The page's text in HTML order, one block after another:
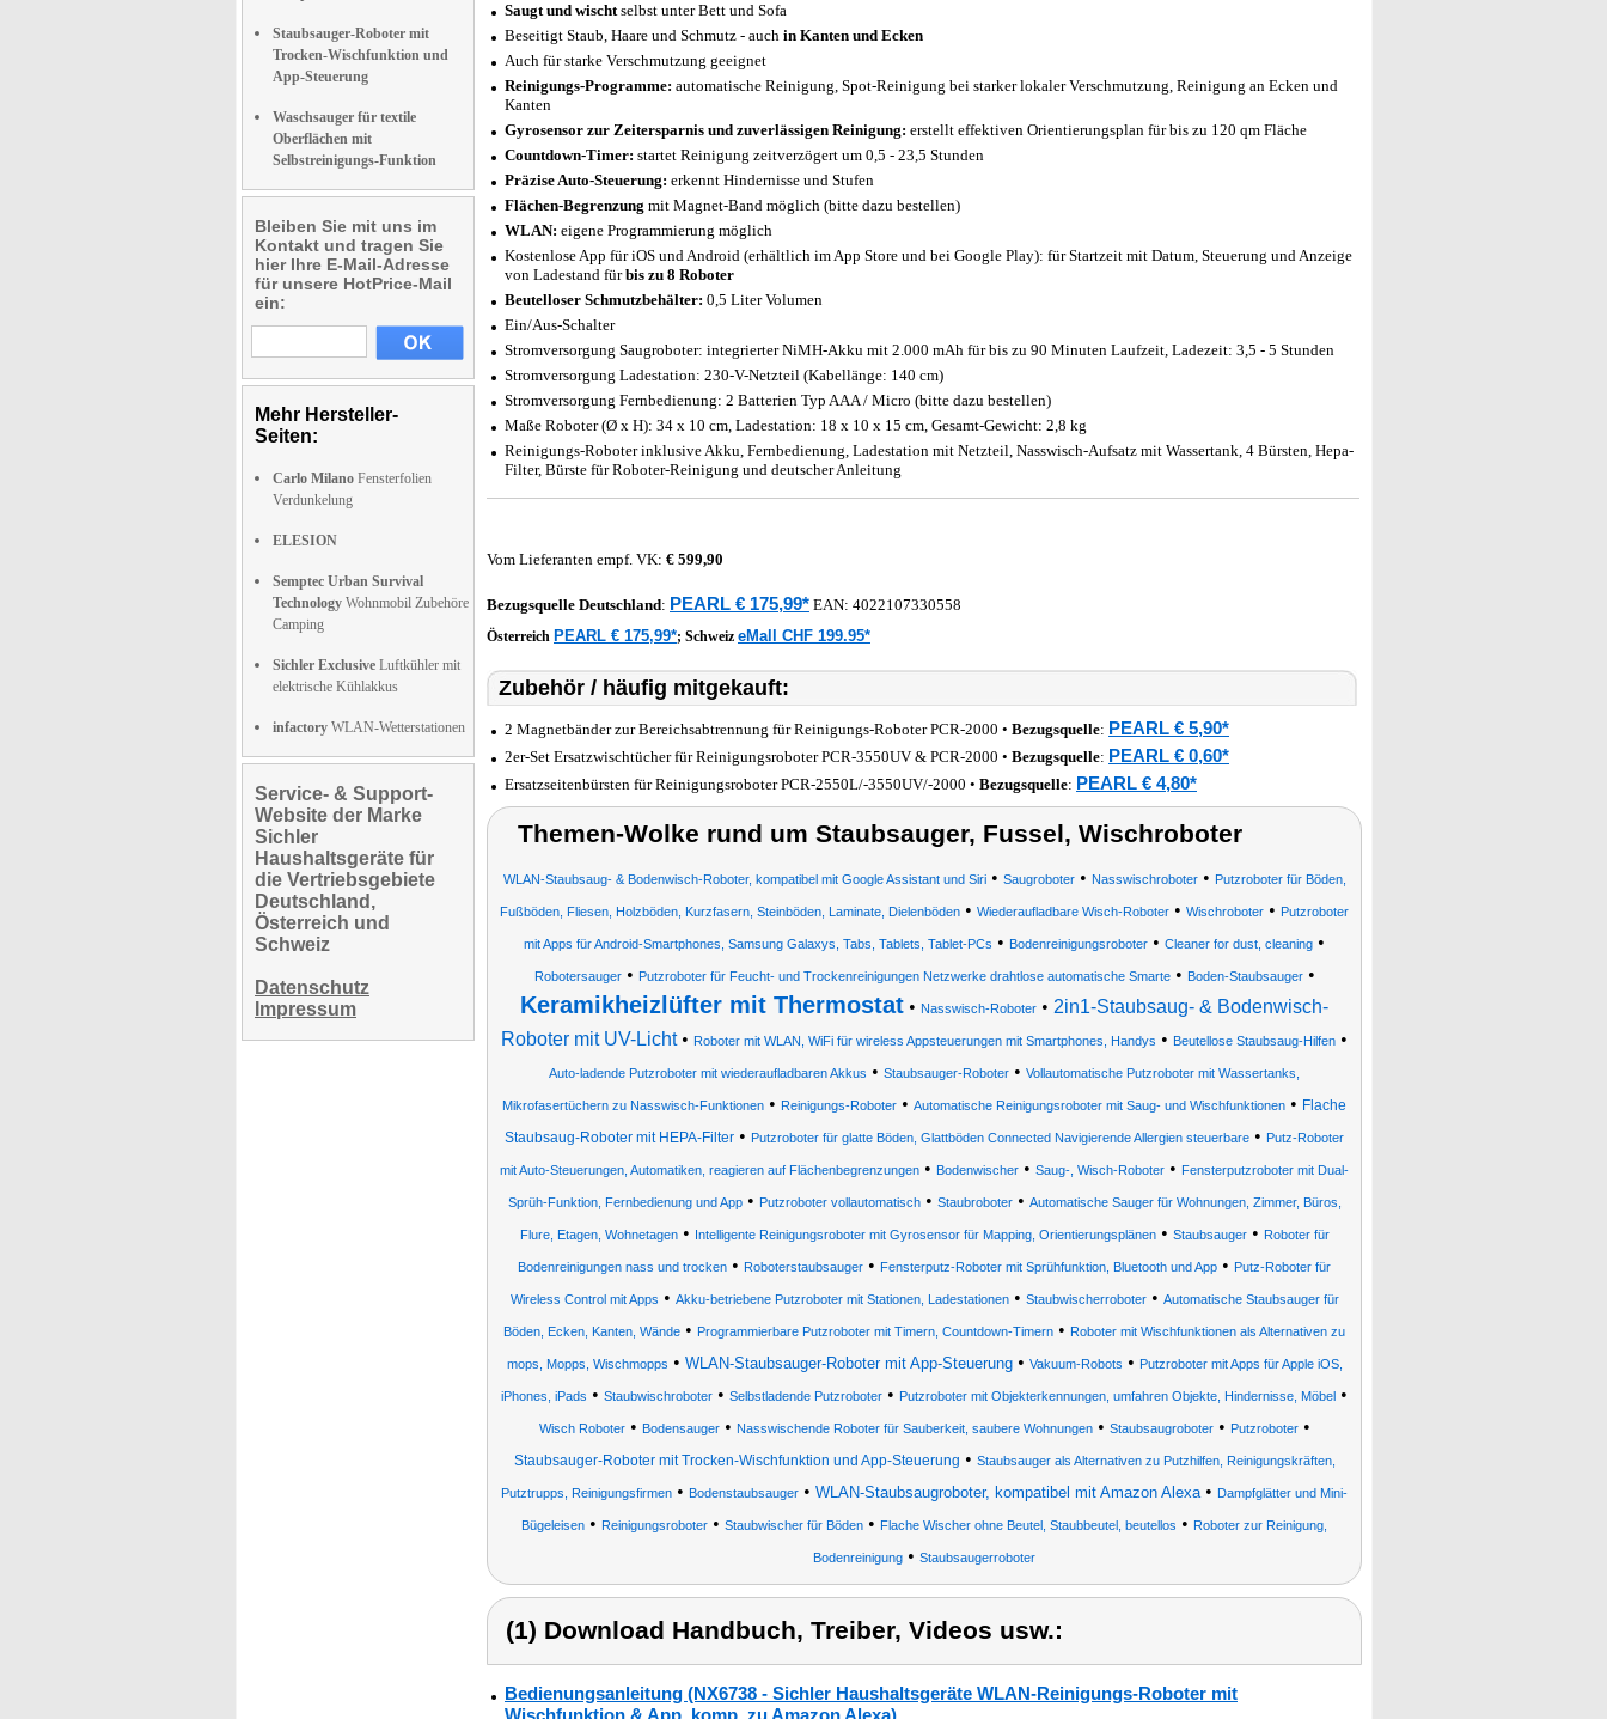
Staubsauger-Roboter mit
Trocken-Wischfunktion und
App-Steuerung
Waschsauger für textile
Oberflächen mit
Selbstreinigungs-Funktion
Bleiben Sie mit uns im
Kontakt und tragen Sie
hier Ihre E-Mail-Adresse
für unsere HotPrice-Mail
ein:
Mehr Hersteller-
Seiten:
Carlo Milano Fensterfolien
Verdunkelung
ELESION
Semptec Urban Survival
Technology Wohnmobil Zubehöre
Camping
Sichler Exclusive Luftkühler mit
elektrische Kühlakkus
infactory WLAN-Wetterstationen
Service- & Support-
Website der Marke
Sichler
Haushaltsgeräte für
die Vertriebsgebiete
Deutschland,
Österreich und
Schweiz
Datenschutz
Impressum
Saugt und wischtselbst unter Bett und Sofa
Beseitigt Staub, Haare und Schmutz - auch in Kanten und Ecken
Auch für starke Verschmutzung geeignet
Reinigungs-Programme: automatische Reinigung, Spot-Reinigung bei starker lokaler Verschmutzung, Reinigung an Ecken und
Kanten
Gyrosensor zur Zeitersparnis und zuverlässigen Reinigung: erstellt effektiven Orientierungsplan für bis zu 120 qm Fläche
Countdown-Timer: startet Reinigung zeitverzögert um 0,5 - 23,5 Stunden
Präzise Auto-Steuerung: erkennt Hindernisse und Stufen
Flächen-Begrenzung mit Magnet-Band möglich (bitte dazu bestellen)
WLAN: eigene Programmierung möglich
Kostenlose App für iOS und Android (erhältlich im App Store und bei Google Play): für Startzeit mit Datum, Steuerung und Anzeige
von Ladestand fürbis zu 8 Roboter
Beutelloser Schmutzbehälter: 0,5 Liter Volumen
Ein/Aus-Schalter
Stromversorgung Saugroboter: integrierter NiMH-Akku mit 2.000 mAh für bis zu 90 Minuten Laufzeit, Ladezeit: 3,5 - 5 Stunden
Stromversorgung Ladestation: 230-V-Netzteil (Kabellänge: 140 cm)
Stromversorgung Fernbedienung: 2 Batterien Typ AAA / Micro (bitte dazu bestellen)
Maße Roboter (Ø x H): 34 x 10 cm, Ladestation: 18 x 10 x 15 cm, Gesamt-Gewicht: 2,8 kg
Reinigungs-Roboter inklusive Akku, Fernbedienung, Ladestation mit Netzteil, Nasswisch-Aufsatz mit Wassertank, 4 Bürsten, Hepa-
Filter, Bürste für Roboter-Reinigung und deutscher Anleitung
Vom Lieferanten empf. VK: € 599,90
Bezugsquelle Deutschland: PEARL € 175,99* EAN: 4022107330558
Österreich PEARL € 175,99*; Schweiz eMall CHF 199.95*
Zubehör / häufig mitgekauft:
2 Magnetbänder zur Bereichsabtrennung für Reinigungs-Roboter PCR-2000 • Bezugsquelle: PEARL € 5,90*
2er-Set Ersatzwischtücher für Reinigungsroboter PCR-3550UV & PCR-2000 • Bezugsquelle: PEARL € 0,60*
Ersatzseitenbürsten für Reinigungsroboter PCR-2550L/-3550UV/-2000 • Bezugsquelle: PEARL € 4,80*
Themen-Wolke rund um Staubsauger, Fussel, Wischroboter
WLAN-Staubsaug- & Bodenwisch-Roboter, kompatibel mit Google Assistant und Siri• Saugroboter• Nasswischroboter• Putzroboter für Böden,
Fußböden, Fliesen, Holzböden, Kurzfasern, Steinböden, Laminate, Dielenböden • Wiederaufladbare Wisch-Roboter • Wischroboter • Putzroboter
mit Apps für Android-Smartphones, Samsung Galaxys, Tabs, Tablets, Tablet-PCs • Bodenreinigungsroboter • Cleaner for dust, cleaning •
Robotersauger• Putzroboter für Feucht- und Trockenreinigungen Netzwerke drahtlose automatische Smarte• Boden-Staubsauger•
Keramikheizlüfter mit Thermostat • Nasswisch-Roboter • 2in1-Staubsaug- & Bodenwisch-
Roboter mit UV-Licht• Roboter mit WLAN, WiFi für wireless Appsteuerungen mit Smartphones, Handys • Beutellose Staubsaug-Hilfen •
Auto-ladende Putzroboter mit wiederaufladbaren Akkus • Staubsauger-Roboter • Vollautomatische Putzroboter mit Wassertanks,
Mikrofasertüchern zu Nasswisch-Funktionen • Reinigungs-Roboter • Automatische Reinigungsroboter mit Saug- und Wischfunktionen • Flache
Staubsaug-Roboter mit HEPA-Filter • Putzroboter für glatte Böden, Glattböden Connected Navigierende Allergien steuerbare • Putz-Roboter
mit Auto-Steuerungen, Automatiken, reagieren auf Flächenbegrenzungen • Bodenwischer • Saug-, Wisch-Roboter • Fensterputzroboter mit Dual-
Sprüh-Funktion, Fernbedienung und App• Putzroboter vollautomatisch• Staubroboter• Automatische Sauger für Wohnungen, Zimmer, Büros,
Flure, Etagen, Wohnetagen• Intelligente Reinigungsroboter mit Gyrosensor für Mapping, Orientierungsplänen• Staubsauger• Roboter für
Bodenreinigungen nass und trocken • Roboterstaubsauger • Fensterputz-Roboter mit Sprühfunktion, Bluetooth und App • Putz-Roboter für
Wireless Control mit Apps • Akku-betriebene Putzroboter mit Stationen, Ladestationen• Staubwischerroboter• Automatische Staubsauger für
Böden, Ecken, Kanten, Wände • Programmierbare Putzroboter mit Timern, Countdown-Timern • Roboter mit Wischfunktionen als Alternativen zu
mops, Mopps, Wischmopps • WLAN-Staubsauger-Roboter mit App-Steuerung• Vakuum-Robots • Putzroboter mit Apps für Apple iOS,
iPhones, iPads • Staubwischroboter • Selbstladende Putzroboter • Putzroboter mit Objekterkennungen, umfahren Objekte, Hindernisse, Möbel •
Wisch Roboter• Bodensauger• Nasswischende Roboter für Sauberkeit, saubere Wohnungen• Staubsaugroboter• Putzroboter•
Staubsauger-Roboter mit Trocken-Wischfunktion und App-Steuerung • Staubsauger als Alternativen zu Putzhilfen, Reinigungskräften,
Putztrupps, Reinigungsfirmen • Bodenstaubsauger • WLAN-Staubsaugroboter, kompatibel mit Amazon Alexa • Dampfglätter und Mini-
Bügeleisen • Reinigungsroboter • Staubwischer für Böden • Flache Wischer ohne Beutel, Staubbeutel, beutellos • Roboter zur Reinigung,
Bodenreinigung • Staubsaugerroboter
(1) Download Handbuch, Treiber, Videos usw.:
Bedienungsanleitung (NX6738 - Sichler Haushaltsgeräte WLAN-Reinigungs-Roboter mit
Wischfunktion & App, komp. zu Amazon Alexa)